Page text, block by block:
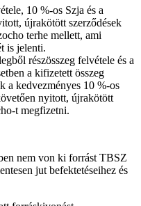
10 %-os Szja és a
újrakötött szerződések
terhe mellett, ami
is jelenti.
részösszeg felvétele és a
a kifizetett összeg
a kedvezményes 10 %-os
nyitott, újrakötött
t megfizetni.
nem von ki forrást TBSZ
jut befektetéseihez és